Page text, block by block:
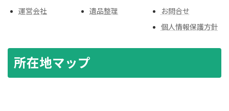
運営会社
遺品整理
お問合せ
個人情報保護方針
所在地マップ